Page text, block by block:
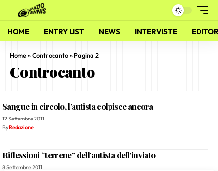
HOME ENTRY LIST NEWS INTERVISTE
Home»Controcanto» Pagina 2
Controcanto
Sangue in circolo, l’autista colpisce ancora
12 Settembre 2011
ByRedazione
Riflessioni “terrene” dell’autista dell’inviato
8 Settembre 2011